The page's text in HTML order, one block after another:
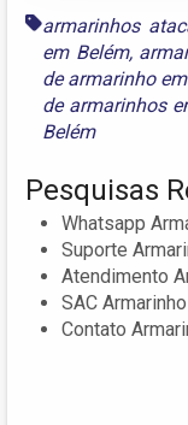
armarinhos
em Belém,
de armarinho
de armarinhos
Belém
Pesquisas
Whatsapp
Suporte
Atendimento
SAC
Contato